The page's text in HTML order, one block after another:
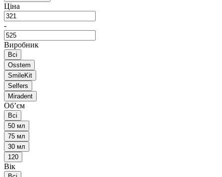
Ціна
-
Виробник
Всі
Osstem
SmileKit
Selfers
Miradent
Обʼєм
Всі
50 мл
75 мл
30 мл
120
Вік